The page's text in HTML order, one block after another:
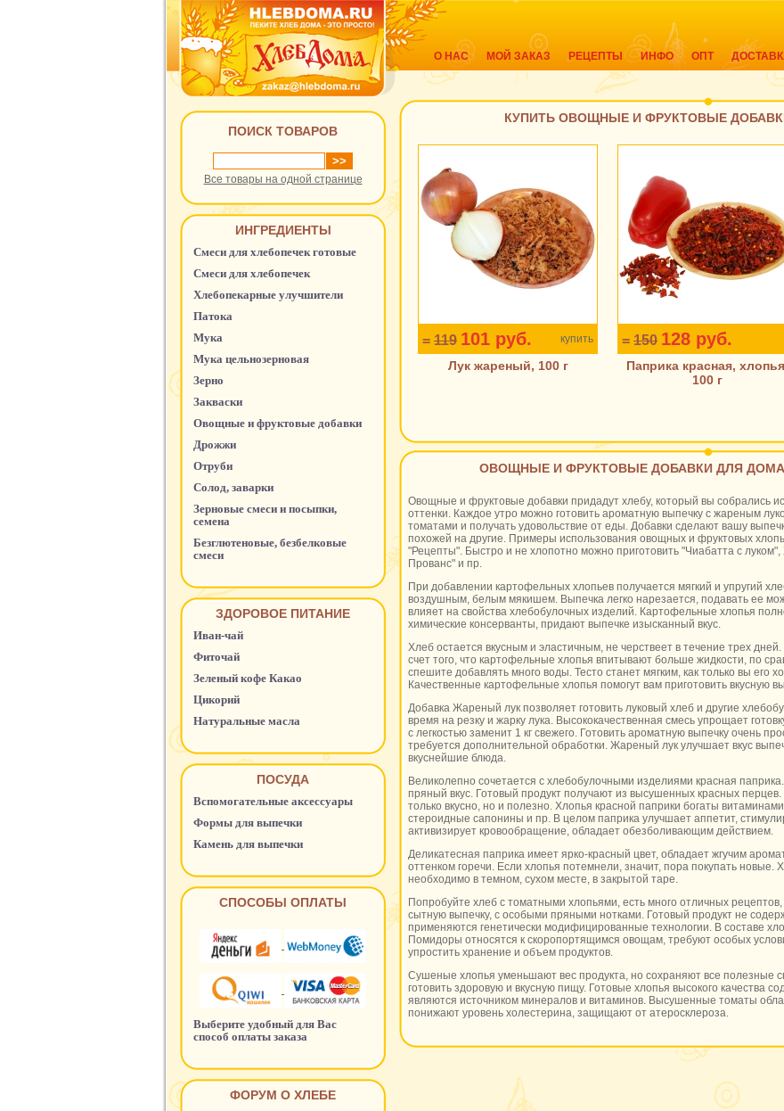
О НАС МОЙ ЗАКАЗ РЕЦЕПТЫ ИНФО ОПТ
ПОИСК ТОВАРОВ
Все товары на одной странице
ИНГРЕДИЕНТЫ
Смеси для хлебопечек готовые
Смеси для хлебопечек
Хлебопекарные улучшители
Патока
Мука
Мука цельнозерновая
Зерно
Закваски
Овощные и фруктовые добавки
Дрожжи
Отруби
Солод, заварки
Зерновые смеси и посыпки,
семена
Безглютеновые, безбелковые
смеси
ЗДОРОВОЕ ПИТАНИЕ
Иван-чай
Фиточай
Зеленый кофе Какао
Цикорий
Натуральные масла
ПОСУДА
Вспомогательные аксессуары
Формы для выпечки
Камень для выпечки
СПОСОБЫ ОПЛАТЫ
Выберите удобный для Вас
способ оплаты заказа
ФОРУМ О ХЛЕБЕ
КУПИТЬ ОВОЩНЫЕ И ФРУКТОВЫЕ
= 119 101 руб. купить
Лук жареный, 100 г
= 150 128 руб.
Паприка красная,
100 г
ОВОЩНЫЕ И ФРУКТОВЫЕ ДОБАВКИ ДЛЯ
Овощные и фруктовые добавки придадут хлебу, который вы собрались
оттенки. Каждое утро можно готовить ароматную выпечку с жареным
томатами и получать удовольствие от еды. Добавки сделают вашу
похожей на другие. Примеры использования овощных и фруктовых
"Рецепты". Быстро и не хлопотно можно приготовить "Чиабатта с
Прованс" и пр.
При добавлении картофельных хлопьев получается мягкий и упругий
воздушным, белым мякишем. Выпечка легко нарезается, подавать ее
влияет на свойства хлебобулочных изделий. Картофельные хлопья
химические консерванты, придают выпечке изысканный вкус.
Хлеб остается вкусным и эластичным, не черствеет в течение трех
счет того, что картофельные хлопья впитывают больше жидкости, по
спешите добавлять много воды. Тесто станет мягким, как только вы его
Качественные картофельные хлопья помогут вам приготовить вкусную
Добавка Жареный лук позволяет готовить луковый хлеб и другие
время на резку и жарку лука. Высококачественная смесь упрощает
с легкостью заменит 1 кг свежего. Готовить ароматную выпечку очень
требуется дополнительной обработки. Жареный лук улучшает вкус
вкуснейшие блюда.
Великолепно сочетается с хлебобулочными изделиями красная
пряный вкус. Готовый продукт получают из высушенных красных
только вкусно, но и полезно. Хлопья красной паприки богаты
стероидные сапонины и пр. В целом паприка улучшает аппетит,
активизирует кровообращение, обладает обезболивающим действием.
Деликатесная паприка имеет ярко-красный цвет, обладает жгучим
оттенком горечи. Если хлопья потемнели, значит, пора покупать новые.
необходимо в темном, сухом месте, в закрытой таре.
Попробуйте хлеб с томатными хлопьями, есть много отличных
сытную выпечку, с особыми пряными нотками. Готовый продукт не
применяются генетически модифицированные технологии. В составе
Помидоры относятся к скоропортящимся овощам, требуют особых
упростить хранение и объем продуктов.
Сушеные хлопья уменьшают вес продукта, но сохраняют все полезные
готовить здоровую и вкусную пищу. Готовые хлопья высокого качества
являются источником минералов и витаминов. Высушенные томаты
понижают уровень холестерина, защищают от атеросклероза.